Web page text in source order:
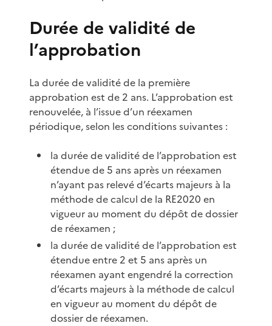
Durée de validité de
l’approbation
La durée de validité de la première
approbation est de 2 ans. L’approbation est
renouvelée, à l’issue d’un réexamen
périodique, selon les conditions suivantes :
la durée de validité de l’approbation est
étendue de 5 ans après un réexamen
n’ayant pas relevé d’écarts majeurs à la
méthode de calcul de la RE2020 en
vigueur au moment du dépôt de dossier
de réexamen ;
la durée de validité de l’approbation est
étendue entre 2 et 5 ans après un
réexamen ayant engendré la correction
d’écarts majeurs à la méthode de calcul
en vigueur au moment du dépôt de
dossier de réexamen.